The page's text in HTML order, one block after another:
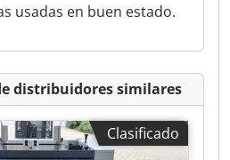
usadas en buen estado.
distribuidores similares
Clasificado